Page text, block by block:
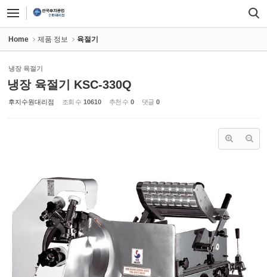
Home 제품 정보 육절기
냉장 육절기
냉장 육절기 KSC-330Q
후지수원대리점 조회 수 10610 추천 수 0 댓글 0